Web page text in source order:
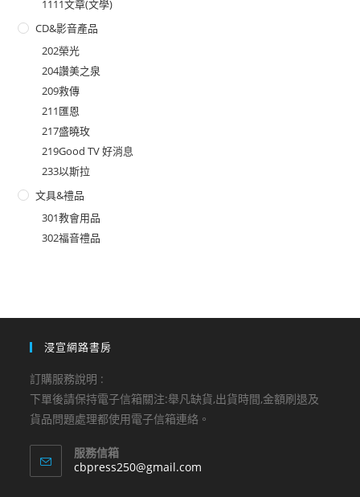
1111文章(文學)
CD&影音產品
202榮光
204讚美之泉
209救傳
211匯恩
217盛曉玫
219Good TV 好消息
233以斯拉
文具&禮品
301教會用品
302福音禮品
浸宣網路書房
訂購服務說明 :
下單後請保持電子信箱關注:舉凡缺貨,出貨時間,金額刷退及
貨品問題處理都使用電子信箱連絡。
服務信箱
cbpress250@gmail.com